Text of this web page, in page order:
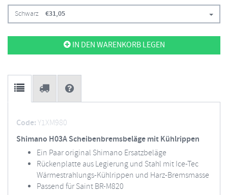
Schwarz €31,05
IN DEN WARENKORB LEGEN
Code:Y1XM980
Shimano H03A Scheibenbremsbeläge mit Kühlrippen
Ein Paar original Shimano Ersatzbeläge
Rückenplatte aus Legierung und Stahl mit Ice-Tec
Wärmestrahlungs-Kühlrippen und Harz-Bremsmasse
Passend für Saint BR-M820